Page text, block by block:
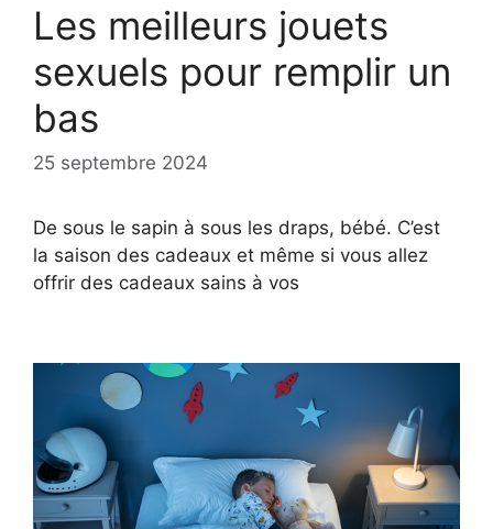
Les meilleurs jouets
sexuels pour remplir un
bas
25 septembre 2024
De sous le sapin à sous les draps, bébé. C’est
la saison des cadeaux et même si vous allez
offrir des cadeaux sains à vos